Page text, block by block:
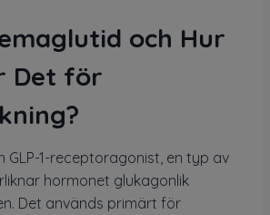
och Hur
Det för
GLP-1-receptoragonist, en typ av
hormonet glukagonlik
Det används primärt för